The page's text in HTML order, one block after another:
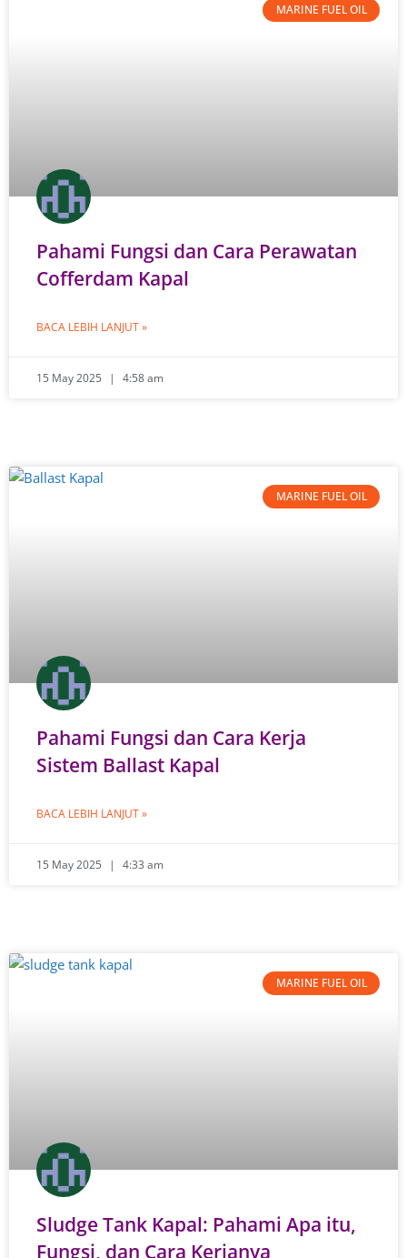
MARINE FUEL OIL
Pahami Fungsi dan Cara Perawatan
Cofferdam Kapal
BACA LEBIH LANJUT »
15 May 2025 4:58 am
MARINE FUEL OIL
Pahami Fungsi dan Cara Kerja
Sistem Ballast Kapal
BACA LEBIH LANJUT »
15 May 2025 4:33 am
MARINE FUEL OIL
Sludge Tank Kapal: Pahami Apa itu,
Fungsi, dan Cara Kerjanya